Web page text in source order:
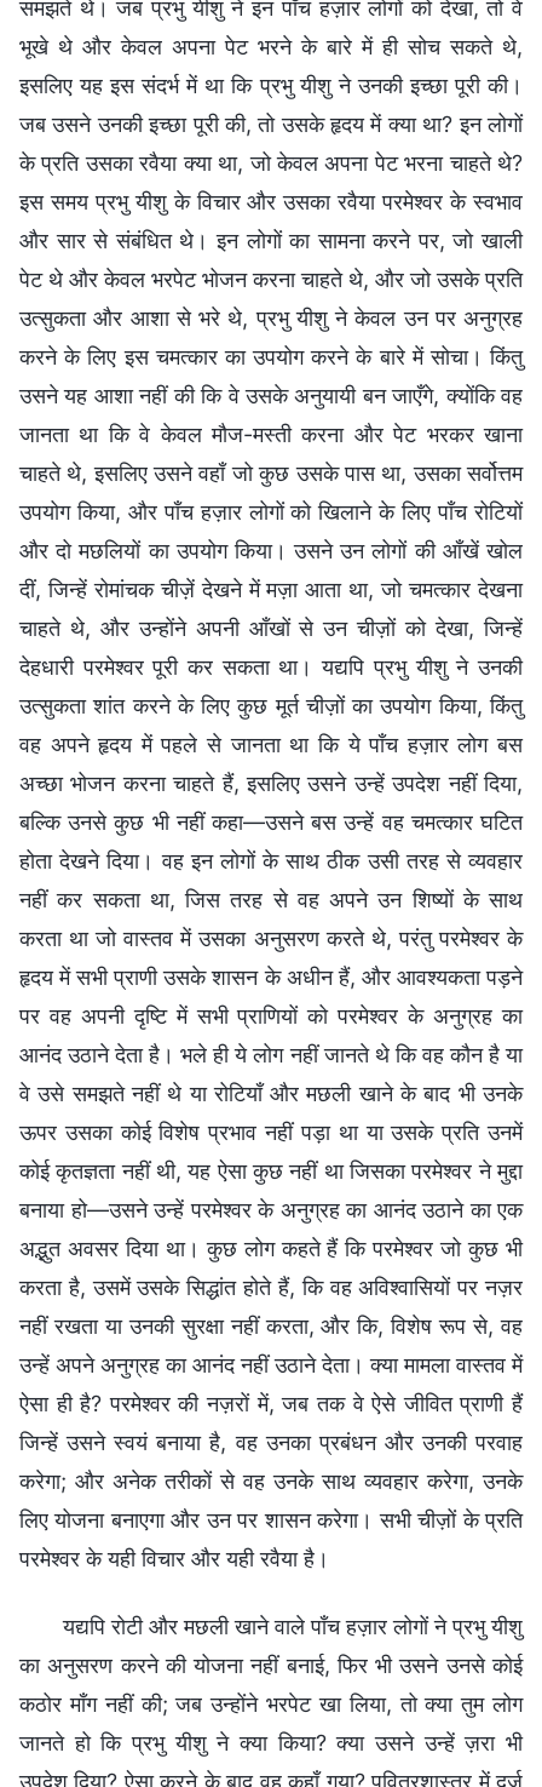
समझते थे। जब प्रभु यीशु ने इन पाँच हज़ार लोगों को देखा, तो वे
भूखे थे और केवल अपना पेट भरने के बारे में ही सोच सकते थे,
इसलिए यह इस संदर्भ में था कि प्रभु यीशु ने उनकी इच्छा पूरी की।
जब उसने उनकी इच्छा पूरी की, तो उसके हृदय में क्या था? इन लोगों
के प्रति उसका रवैया क्या था, जो केवल अपना पेट भरना चाहते थे?
इस समय प्रभु यीशु के विचार और उसका रवैया परमेश्वर के स्वभाव
और सार से संबंधित थे। इन लोगों का सामना करने पर, जो खाली
पेट थे और केवल भरपेट भोजन करना चाहते थे, और जो उसके प्रति
उत्सुकता और आशा से भरे थे, प्रभु यीशु ने केवल उन पर अनुग्रह
करने के लिए इस चमत्कार का उपयोग करने के बारे में सोचा। किंतु
उसने यह आशा नहीं की कि वे उसके अनुयायी बन जाएँगे, क्योंकि वह
जानता था कि वे केवल मौज-मस्ती करना और पेट भरकर खाना
चाहते थे, इसलिए उसने वहाँ जो कुछ उसके पास था, उसका सर्वोत्तम
उपयोग किया, और पाँच हज़ार लोगों को खिलाने के लिए पाँच रोटियों
और दो मछलियों का उपयोग किया। उसने उन लोगों की आँखें खोल
दीं, जिन्हें रोमांचक चीज़ें देखने में मज़ा आता था, जो चमत्कार देखना
चाहते थे, और उन्होंने अपनी आँखों से उन चीज़ों को देखा, जिन्हें
देहधारी परमेश्वर पूरी कर सकता था। यद्यपि प्रभु यीशु ने उनकी
उत्सुकता शांत करने के लिए कुछ मूर्त चीज़ों का उपयोग किया, किंतु
वह अपने हृदय में पहले से जानता था कि ये पाँच हज़ार लोग बस
अच्छा भोजन करना चाहते हैं, इसलिए उसने उन्हें उपदेश नहीं दिया,
बल्कि उनसे कुछ भी नहीं कहा—उसने बस उन्हें वह चमत्कार घटित
होता देखने दिया। वह इन लोगों के साथ ठीक उसी तरह से व्यवहार
नहीं कर सकता था, जिस तरह से वह अपने उन शिष्यों के साथ
करता था जो वास्तव में उसका अनुसरण करते थे, परंतु परमेश्वर के
हृदय में सभी प्राणी उसके शासन के अधीन हैं, और आवश्यकता पड़ने
पर वह अपनी दृष्टि में सभी प्राणियों को परमेश्वर के अनुग्रह का
आनंद उठाने देता है। भले ही ये लोग नहीं जानते थे कि वह कौन है या
वे उसे समझते नहीं थे या रोटियाँ और मछली खाने के बाद भी उनके
ऊपर उसका कोई विशेष प्रभाव नहीं पड़ा था या उसके प्रति उनमें
कोई कृतज्ञता नहीं थी, यह ऐसा कुछ नहीं था जिसका परमेश्वर ने मुद्दा
बनाया हो—उसने उन्हें परमेश्वर के अनुग्रह का आनंद उठाने का एक
अद्भुत अवसर दिया था। कुछ लोग कहते हैं कि परमेश्वर जो कुछ भी
करता है, उसमें उसके सिद्धांत होते हैं, कि वह अविश्वासियों पर नज़र
नहीं रखता या उनकी सुरक्षा नहीं करता, और कि, विशेष रूप से, वह
उन्हें अपने अनुग्रह का आनंद नहीं उठाने देता। क्या मामला वास्तव में
ऐसा ही है? परमेश्वर की नज़रों में, जब तक वे ऐसे जीवित प्राणी हैं
जिन्हें उसने स्वयं बनाया है, वह उनका प्रबंधन और उनकी परवाह
करेगा; और अनेक तरीकों से वह उनके साथ व्यवहार करेगा, उनके
लिए योजना बनाएगा और उन पर शासन करेगा। सभी चीज़ों के प्रति
परमेश्वर के यही विचार और यही रवैया है।
यद्यपि रोटी और मछली खाने वाले पाँच हज़ार लोगों ने प्रभु यीशु
का अनुसरण करने की योजना नहीं बनाई, फिर भी उसने उनसे कोई
कठोर माँग नहीं की; जब उन्होंने भरपेट खा लिया, तो क्या तुम लोग
जानते हो कि प्रभु यीशु ने क्या किया? क्या उसने उन्हें ज़रा भी
उपदेश दिया? ऐसा करने के बाद वह कहाँ गया? पवित्रशास्त्र में दर्ज